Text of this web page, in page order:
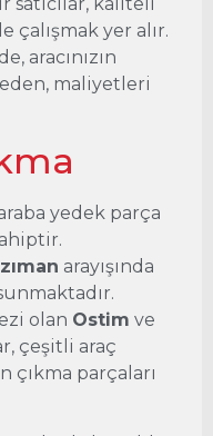
yer alır.
aracınızın
maliyetleri
yedek parça
arayışında
olan Ostim ve
çeşitli araç
parçaları